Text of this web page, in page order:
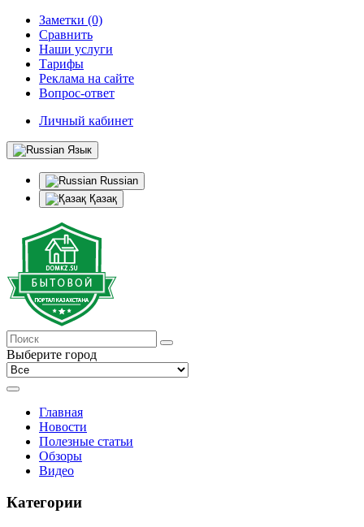
Заметки (0)
Сравнить
Наши услуги
Тарифы
Реклама на сайте
Вопрос-ответ
Личный кабинет
Язык
Russian
Қазақ
Выберите город
Главная
Новости
Полезные статьи
Обзоры
Видео
Категории